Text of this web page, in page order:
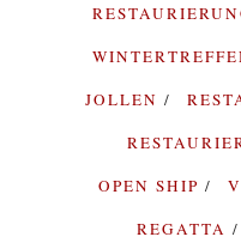
JOLLEN
OPEN SHIP
REGATTA